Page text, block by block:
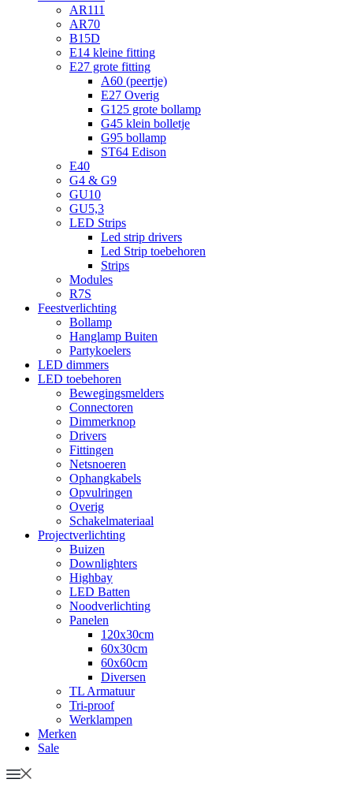
AR111
AR70
B15D
E14 kleine fitting
E27 grote fitting
A60 (peertje)
E27 Overig
G125 grote bollamp
G45 klein bolletje
G95 bollamp
ST64 Edison
E40
G4 & G9
GU10
GU5,3
LED Strips
Led strip drivers
Led Strip toebehoren
Strips
Modules
R7S
Feestverlichting
Bollamp
Hanglamp Buiten
Partykoelers
LED dimmers
LED toebehoren
Bewegingsmelders
Connectoren
Dimmerknop
Drivers
Fittingen
Netsnoeren
Ophangkabels
Opvulringen
Overig
Schakelmateriaal
Projectverlichting
Buizen
Downlighters
Highbay
LED Batten
Noodverlichting
Panelen
120x30cm
60x30cm
60x60cm
Diversen
TL Armatuur
Tri-proof
Werklampen
Merken
Sale